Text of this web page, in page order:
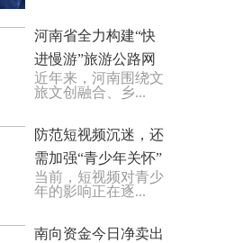
河南省全力构建“快
进慢游”旅游公路网
络
近年来，河南围绕文
旅文创融合、乡...
防范短视频沉迷，还
需加强“青少年关怀”
快讯
当前，短视频对青少
年的影响正在逐...
南向资金今日净卖出